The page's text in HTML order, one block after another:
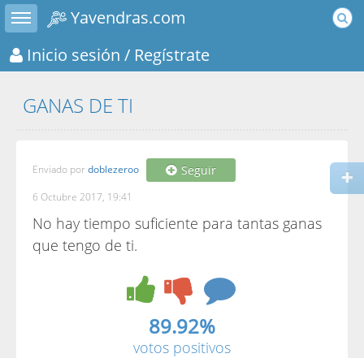
Toggle sidebar
Yavendras.com
Inicio sesión / Regístrate
GANAS DE TI
Enviado por doblezeroo Seguir
6 Octubre 2017, 19:41
No hay tiempo suficiente para tantas ganas
que tengo de ti.
89.92%
votos positivos